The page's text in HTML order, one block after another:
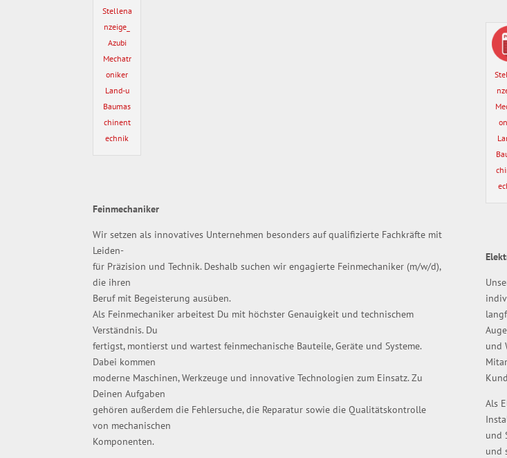
Stellena
nzeige_
Azubi
Mechatr
oniker
Land-u
Baumas
chinent
echnik
Feinmechaniker
Wir setzen als innovatives Unternehmen besonders auf qualifizierte Fachkräfte mit
Leiden-
für Präzision und Technik. Deshalb suchen wir engagierte Feinmechaniker (m/w/d),
die ihren
Beruf mit Begeisterung ausüben.
Als Feinmechaniker arbeitest Du mit höchster Genauigkeit und technischem
Verständnis. Du
fertigst, montierst und wartest feinmechanische Bauteile, Geräte und Systeme.
Dabei kommen
moderne Maschinen, Werkzeuge und innovative Technologien zum Einsatz. Zu
Deinen Aufgaben
gehören außerdem die Fehlersuche, die Reparatur sowie die Qualitätskontrolle
von mechanischen
Komponenten.
und
Als
und
und